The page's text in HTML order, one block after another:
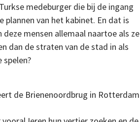
medeburger die bij de ingang
van het kabinet. En dat is
mensen allemaal naartoe als ze
dan de straten van de stad in als